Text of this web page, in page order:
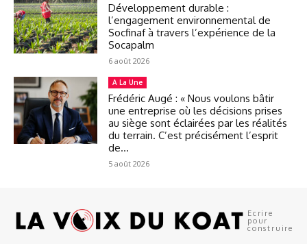
Développement durable :
l’engagement environnemental de
Socfinaf à travers l’expérience de la
Socapalm
6 août 2026
A La Une
Frédéric Augé : « Nous voulons bâtir
une entreprise où les décisions prises
au siège sont éclairées par les réalités
du terrain. C’est précisément l’esprit
de...
5 août 2026
Ecrire
pour
construire